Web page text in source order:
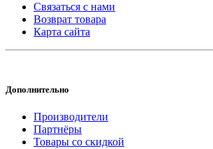
Связаться с нами
Возврат товара
Карта сайта
Дополнительно
Производители
Партнёры
Товары со скидкой